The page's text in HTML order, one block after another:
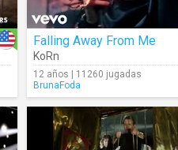
Falling Away From Me
KoRn
12 años | 11260 jugadas
BrunaFoda